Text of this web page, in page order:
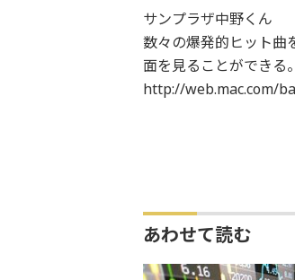
サンプラザ中野くん
数々の爆発的ヒット曲
面を見ることができる。
http://web.mac.com/
あわせて読む